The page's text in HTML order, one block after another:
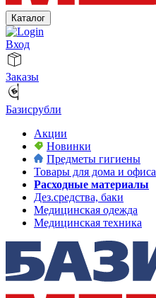
Каталог
Вход
Заказы
Базисрубли
Акции
Новинки
Предметы гигиены
Товары для дома и офиса
Расходные материалы
Дез.средства, баки
Медицинская одежда
Медицинская техника